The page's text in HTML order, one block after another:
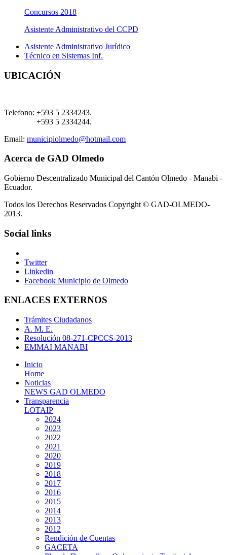
Concursos 2018
Asistente Administrativo del CCPD
Asistente Administrativo Jurídico
Técnico en Sistemas Inf.
UBICACIÓN
Telefono: +593 5 2334243.
+593 5 2334244.
Email: municipiolmedo@hotmail.com
Acerca de GAD Olmedo
Gobierno Descentralizado Municipal del Cantón Olmedo - Manabi -
Ecuador.
Todos los Derechos Reservados Copyright © GAD-OLMEDO-
2013.
Social links
Twitter
Linkedin
Facebook Municipio de Olmedo
ENLACES EXTERNOS
Trámites Ciudadanos
A. M. E.
Resolución 08-271-CPCCS-2013
EMMAI MANABI
Inicio
Home
Noticias
NEWS GAD OLMEDO
Transparencia
LOTAIP
2024
2023
2022
2021
2020
2019
2018
2017
2016
2015
2014
2013
2012
Rendición de Cuentas
GACETA